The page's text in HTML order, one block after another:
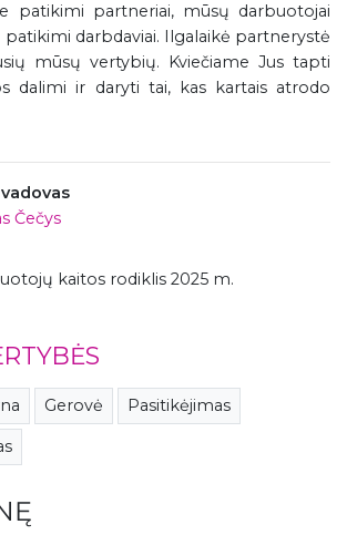
patikimi partneriai, mūsų darbuotojai
patikimi darbdaviai. Ilgalaikė partnerystė
mūsų vertybių. Kviečiame Jus tapti
dalimi ir daryti tai, kas kartais atrodo
Čečys
kaitos rodiklis 2025 m.
Gerovė Pasitikėjimas